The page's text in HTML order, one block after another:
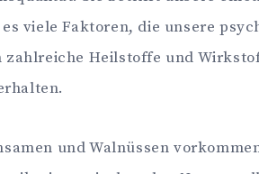
viele Faktoren, die unsere
Heilstoffe und
und Walnüssen